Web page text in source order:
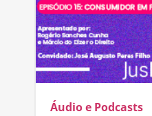
Áudio e Podcasts